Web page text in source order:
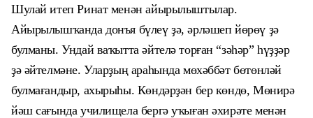
Шулай итеп Ринат менән айырылыштылар.
Айырылышҡанда донъя бүлеү ҙә, әрләшеп йөрөү ҙә
булманы. Ундай ваҡытта әйтелә торған “зәһәр” һүҙҙәр
ҙә әйтелмәне. Уларҙың араһында мөхәббәт бөтөнләй
булмағандыр, ахырыһы. Көндәрҙән бер көндө, Мөнирә
йәш сағында училищела бергә уҡыған әхирәте менән